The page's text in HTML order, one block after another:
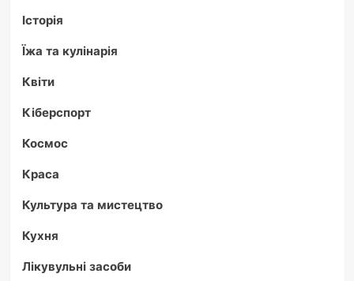
Історія
Їжа та кулінарія
Квіти
Кіберспорт
Космос
Краса
Культура та мистецтво
Кухня
Лікувульні засоби